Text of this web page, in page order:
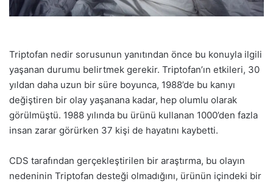
Triptofan nedir sorusunun yanıtından önce bu konuyla ilgili
yaşanan durumu belirtmek gerekir. Triptofan’ın etkileri, 30
yıldan daha uzun bir süre boyunca, 1988’de bu kanıyı
değiştiren bir olay yaşanana kadar, hep olumlu olarak
görülmüştü. 1988 yılında bu ürünü kullanan 1000’den fazla
insan zarar görürken 37 kişi de hayatını kaybetti.
CDS tarafından gerçekleştirilen bir araştırma, bu olayın
nedeninin Triptofan desteği olmadığını, ürünün içindeki bir